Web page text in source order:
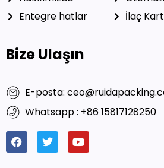
Entegre hatlar
İlaç
Bize Ulaşın
E-posta:
Whatsapp : +86 15817128250